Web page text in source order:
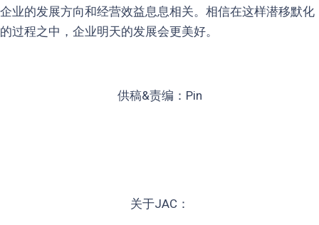
企业的发展方向和经营效益息息相关。相信在这样潜移默化
的过程之中，企业明天的发展会更美好。
供稿&责编：Pin
关于JAC：